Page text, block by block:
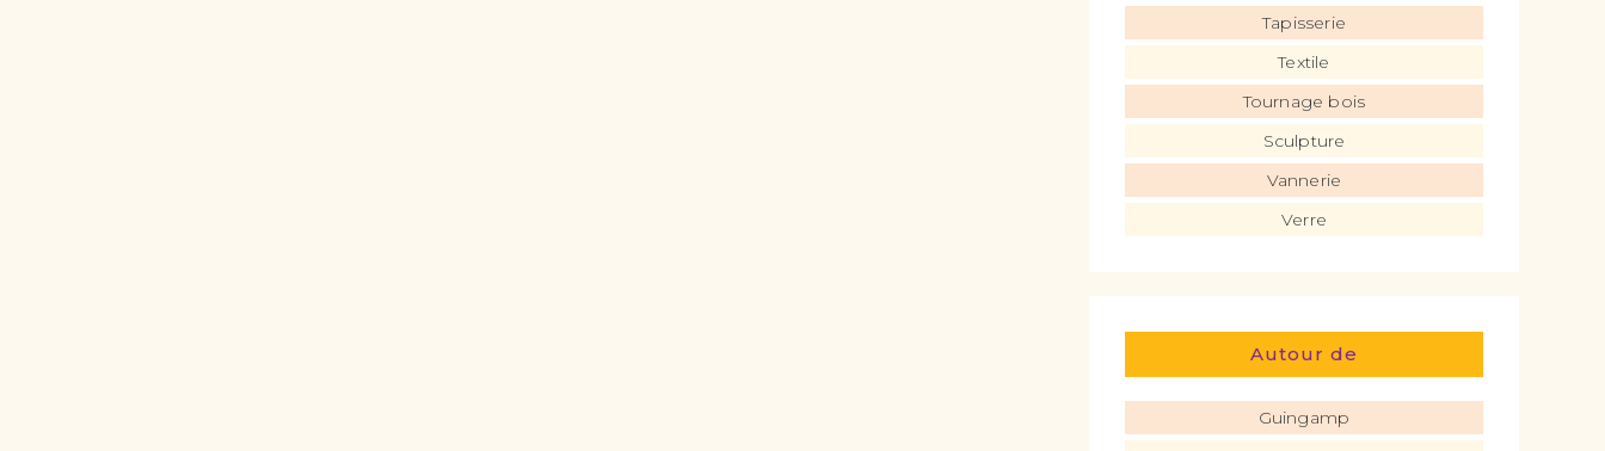
Tapisserie
Textile
Tournage bois
Sculpture
Vannerie
Verre
Autour de
Guingamp